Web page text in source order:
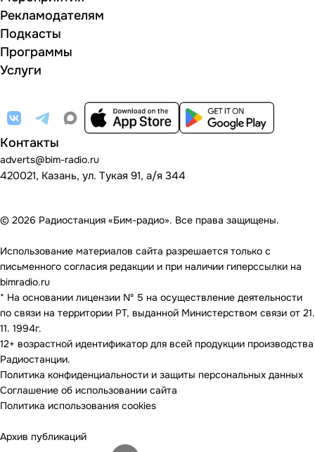
Рекламодателям
Подкасты
Программы
Услуги
Контакты
adverts@bim-radio.ru
420021, Казань, ул. Тукая 91, а/я 344
© 2026 Радиостанция «Бим-радио». Все права защищены.
Использование материалов сайта разрешается только с
письменного согласия редакции и при наличии гиперссылки на
bimradio.ru
* На основании лицензии Nº 5 на осуществление деятельности
по связи на территории РТ, выданной Министерством связи от 21.
11. 1994г.
12+ возрастной идентификатор для всей продукции производства
Радиостанции.
Политика конфиденциальности и защиты персональных данных
Соглашение об использовании сайта
Политика использования cookies
Архив публикаций